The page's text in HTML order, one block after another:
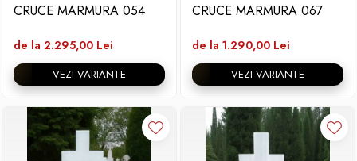
CRUCE MARMURA 054
de la 2.295,00 Lei
VEZI VARIANTE
CRUCE MARMURA 067
de la 1.290,00 Lei
VEZI VARIANTE